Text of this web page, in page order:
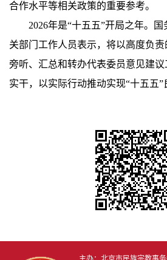
合作水平等相关政策的重要参考。
2026年是“十五五”开局之年。
关部门工作人员表示，将以高度负
旁听、汇总和转办代表委员意见建
实干，以实际行动推动实现“十五五”